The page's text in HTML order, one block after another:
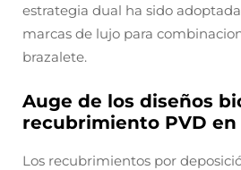
estrategia dual ha sido
marcas de lujo para
brazalete.
Auge de los diseños
recubrimiento PVD en
Los recubrimientos por